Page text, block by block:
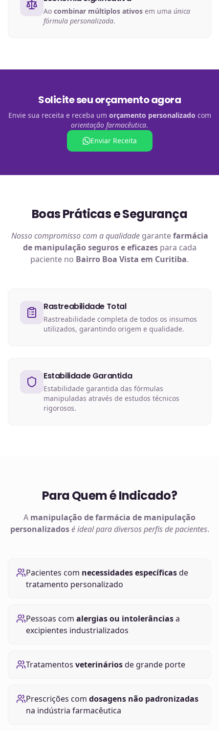
Ao combinar múltiplos ativos em uma única
fórmula personalizada.
Solicite seu orçamento agora
Envie sua receita e receba um orçamento personalizado com
orientação farmacêutica.
Enviar Receita
Boas Práticas e Segurança
Nosso compromisso com a qualidadegarantefarmácia
de manipulaçãoseguros e eficazespara cada
paciente no Bairro Boa Vista em Curitiba.
Rastreabilidade Total
Rastreabilidade completa de todos os insumos
utilizados, garantindo origem e qualidade.
Estabilidade Garantida
Estabilidade garantida das fórmulas
manipuladas através de estudos técnicos
rigorosos.
Para Quem é Indicado?
A manipulação defarmácia de manipulação
personalizados é ideal para diversos perfis de pacientes.
Pacientes com necessidades específicasde
tratamento personalizado
Pessoas com alergias ou intolerânciasa
excipientes industrializados
Tratamentos veterináriosde grande porte
Prescrições com dosagens não padronizadas
na indústria farmacêutica